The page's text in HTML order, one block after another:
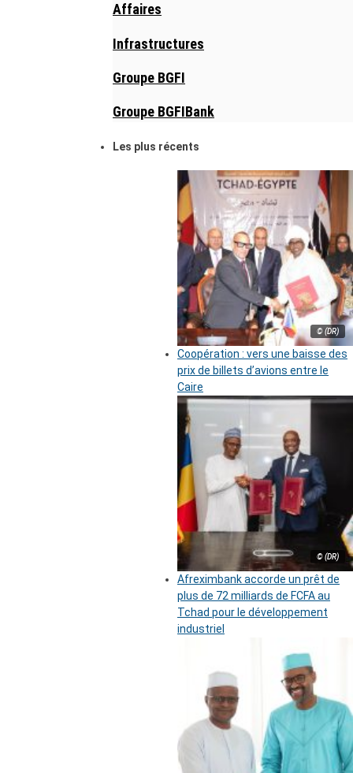
Affaires
Infrastructures
Groupe BGFI
Groupe BGFIBank
Les plus récents
© (DR)
Coopération : vers une baisse des
prix de billets d’avions entre le
Caire
© (DR)
Afreximbank accorde un prêt de
plus de 72 milliards de FCFA au
Tchad pour le développement
industriel